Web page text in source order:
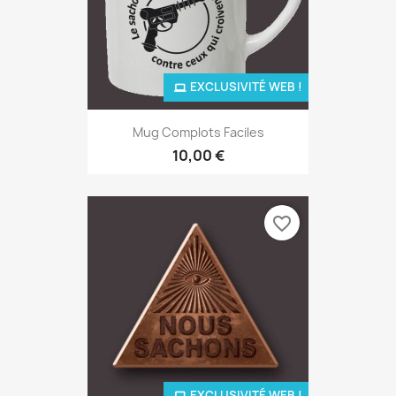
Mug Complots Faciles
10,00 €
EXCLUSIVITÉ WEB !
favorite_border